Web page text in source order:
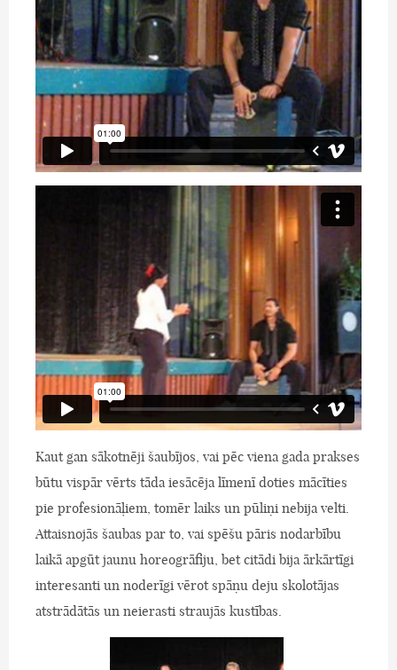
Kaut gan sākotnēji šaubījos, vai pēc viena gada prakses
būtu vispār vērts tāda iesācēja līmenī doties mācīties
pie profesionāļiem, tomēr laiks un pūliņi nebija velti.
Attaisnojās šaubas par to, vai spēšu pāris nodarbību
laikā apgūt jaunu horeogrāfiju, bet citādi bija ārkārtīgi
interesanti un noderīgi vērot spāņu deju skolotājas
atstrādātās un neierasti straujās kustības.